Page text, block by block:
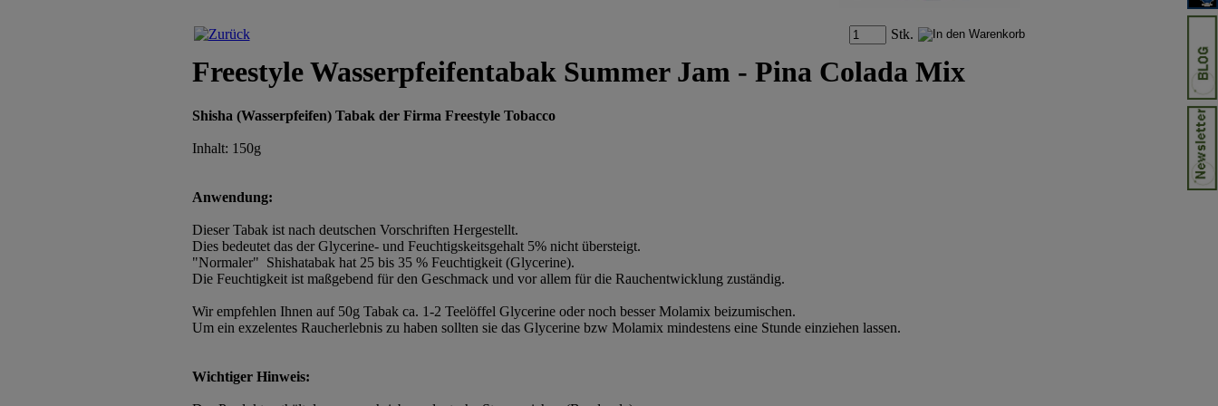
Stk.
Freestyle Wasserpfeifentabak Summer Jam - Pina Colada Mix
Shisha (Wasserpfeifen) Tabak der Firma Freestyle Tobacco
Inhalt: 150g
Anwendung:
Dieser Tabak ist nach deutschen Vorschriften Hergestellt.
Dies bedeutet das der Glycerine- und Feuchtigskeitsgehalt 5% nicht übersteigt.
"Normaler" Shishatabak hat 25 bis 35 % Feuchtigkeit (Glycerine).
Die Feuchtigkeit ist maßgebend für den Geschmack und vor allem für die Rauchentwicklung zuständig.
Wir empfehlen Ihnen auf 50g Tabak ca. 1-2 Teelöffel Glycerine oder noch besser Molamix beizumischen.
Um ein exzelentes Raucherlebnis zu haben sollten sie das Glycerine bzw Molamix mindestens eine Stunde einziehen lassen.
Wichtiger Hinweis: